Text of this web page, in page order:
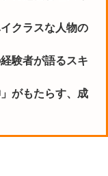
クラスな人物の
験者が語るスキ
がもたらす、成